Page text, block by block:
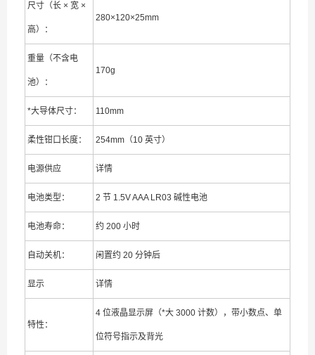
尺寸（长 × 宽 ×
高）：
280×120×25mm
重量（不含电
池）：
170g
*大导体尺寸： 110mm
柔性钳口长度： 254mm（10 英寸）
电源供应 详情
电池类型： 2 节 1.5V AAA LR03 碱性电池
电池寿命： 约 200 小时
自动关机： 闲置约 20 分钟后
显示 详情
特性：
4 位液晶显示屏（*大 3000 计数），带小数点、单
位符号指示及背光